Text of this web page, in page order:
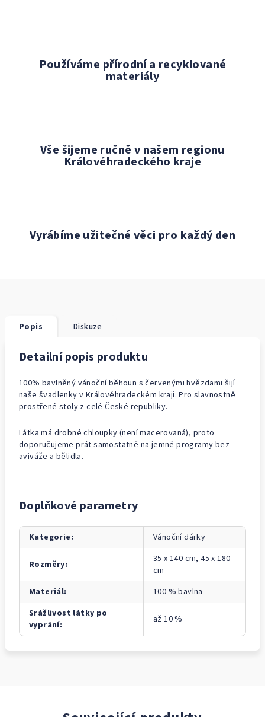
Používáme přírodní a recyklované
materiály
Vše šijeme ručně v našem regionu
Královéhradeckého kraje
Vyrábíme užitečné věci pro každý den
Popis Diskuze
Detailní popis produktu
100% bavlněný vánoční běhoun s červenými hvězdami šijí
naše švadlenky v Královéhradeckém kraji. Pro slavnostně
prostřené stoly z celé České republiky.
Látka má drobné chloupky (není macerovaná), proto
doporučujeme prát samostatně na jemné programy bez
aviváže a bělidla.
Doplňkové parametry
Kategorie: Vánoční dárky
Rozměry:
35 x 140 cm, 45 x 180
cm
Materiál:
100 % bavlna
Srážlivost látky po
vyprání: až 10 %